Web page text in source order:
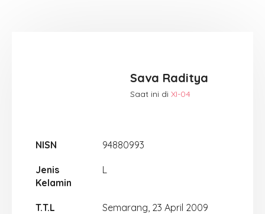
Sava Raditya
Saat ini di XI-04
NISN 94880993
Jenis
Kelamin
L
T.T.L Semarang, 23 April 2009